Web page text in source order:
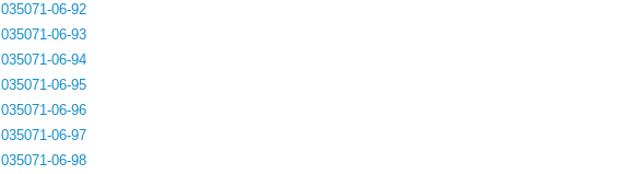
035071-06-92
035071-06-93
035071-06-94
035071-06-95
035071-06-96
035071-06-97
035071-06-98